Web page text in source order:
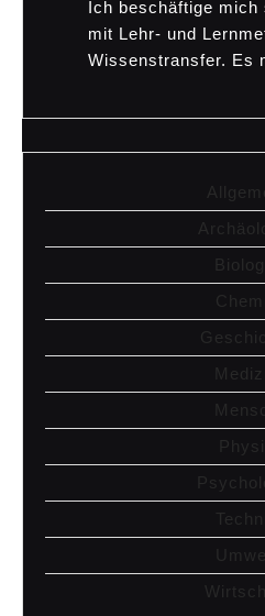
Ich beschäftige
mit Lehr- und
Wissenstransfer. Es
Physik